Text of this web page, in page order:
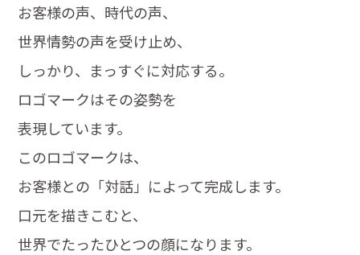
お客様の声、時代の声、
世界情勢の声を受け止め、
しっかり、まっすぐに対応する。
ロゴマークはその姿勢を
表現しています。
このロゴマークは、
お客様との「対話」によって完成します。
口元を描きこむと、
世界でたったひとつの顔になります。